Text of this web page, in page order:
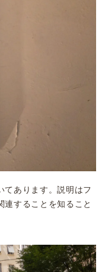
てあります。説明はフ
連することを知ること